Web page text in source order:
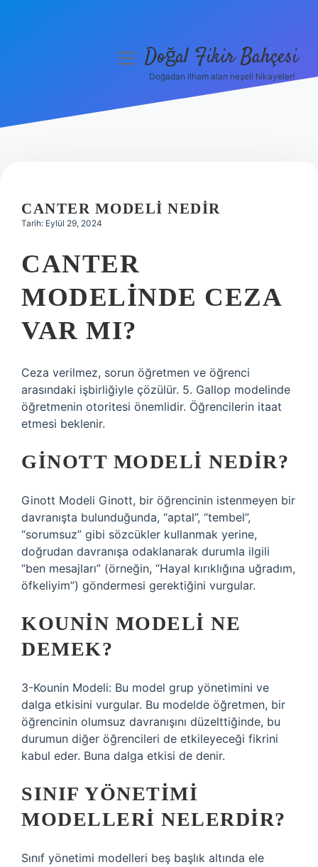
Hakkımızda
menüyüDoğal Fikir Bahçesi
Doğadan ilham alan neşeli hikayeler!
CANTER MODELI NEDIR
Tarih: Eylül 29, 2024
CANTER
MODELINDE CEZA
VAR MI?
Ceza verilmez, sorun öğretmen ve öğrenci
arasındaki işbirliğiyle çözülür. 5. Gallop modelinde
öğretmenin otoritesi önemlidir. Öğrencilerin itaat
etmesi beklenir.
GINOTT MODELI NEDIR?
Ginott Modeli Ginott, bir öğrencinin istenmeyen bir
davranışta bulunduğunda, “aptal”, “tembel”,
“sorumsuz” gibi sözcükler kullanmak yerine,
doğrudan davranışa odaklanarak durumla ilgili
“ben mesajları” (örneğin, “Hayal kırıklığına uğradım,
öfkeliyim”) göndermesi gerektiğini vurgular.
KOUNIN MODELI NE
DEMEK?
3-Kounin Modeli: Bu model grup yönetimini ve
dalga etkisini vurgular. Bu modelde öğretmen, bir
öğrencinin olumsuz davranışını düzelttiğinde, bu
durumun diğer öğrencileri de etkileyeceği fikrini
kabul eder. Buna dalga etkisi de denir.
SINIF YÖNETIMI
MODELLERI NELERDIR?
Sınıf yönetimi modelleri beş başlık altında ele